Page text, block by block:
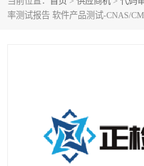
率测试报告 软件产品测试-CNAS/